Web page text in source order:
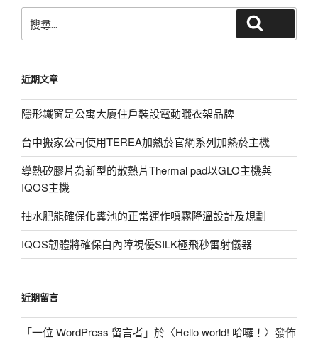
尋
字:
近期文章
隱形鐵窗是公寓大廈住戶裝設電動曬衣架品牌
台中搬家公司使用TEREA加熱菸官網系列加熱菸主機
導熱矽膠片為新型的散熱片Thermal pad以GLO主機與
IQOS主機
抽水肥能確保化糞池的正常運作噴霧降溫設計及規劃
IQOS韌體將確保白內障視優SILK極飛秒雷射儀器
近期留言
「一位 WordPress 留言者」於〈Hello world! 哈囉！ 〉發佈